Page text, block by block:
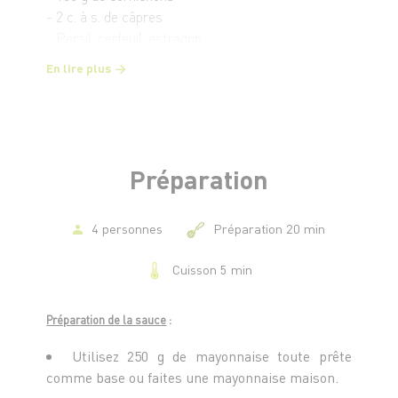
- 2 c. à s. de câpres
- 1 bain de friture
En lire plus
Préparation
4 personnes Préparation 20 min
Cuisson 5 min
Préparation de la sauce :
Utilisez 250 g de mayonnaise toute prête
comme base ou faites une mayonnaise maison.